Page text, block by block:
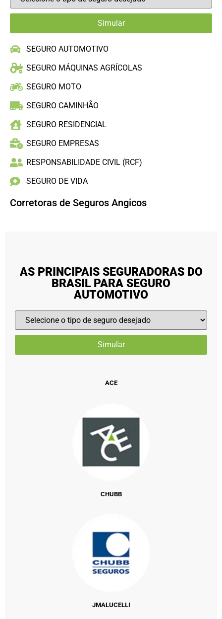
SEGURO AUTOMOTIVO
SEGURO MÁQUINAS AGRÍCOLAS
SEGURO MOTO
SEGURO CAMINHÃO
SEGURO RESIDENCIAL
SEGURO EMPRESAS
RESPONSABILIDADE CIVIL (RCF)
SEGURO DE VIDA
Corretoras de Seguros Angicos
AS PRINCIPAIS SEGURADORAS DO
BRASIL PARA SEGURO
AUTOMOTIVO
ACE
CHUBB
JMALUCELLI